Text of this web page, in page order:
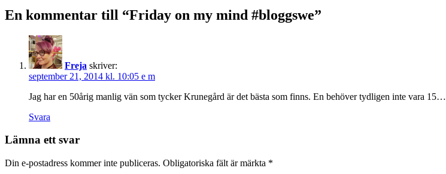
En kommentar till “Friday on my mind #bloggswe”
Freja skriver:
september 21, 2014 kl. 10:05 e m
Jag har en 50årig manlig vän som tycker Krunegård är det bästa som finns. En behöver tydligen inte vara 15…
Svara
Lämna ett svar
Din e-postadress kommer inte publiceras. Obligatoriska fält är märkta *